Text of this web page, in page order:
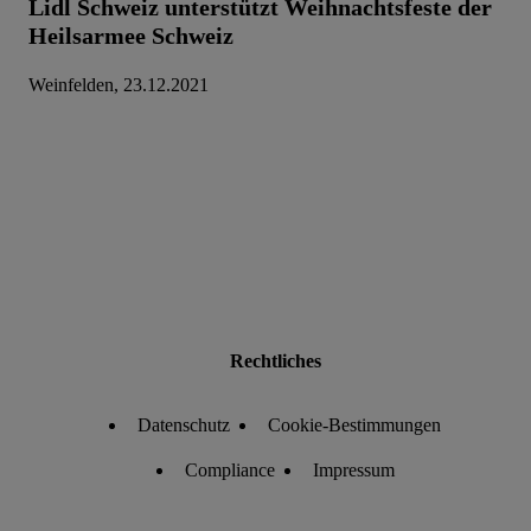
Lidl Schweiz unterstützt Weihnachtsfeste der
Heilsarmee Schweiz
Weinfelden, 23.12.2021
Rechtliches
Datenschutz Cookie-Bestimmungen
Compliance Impressum